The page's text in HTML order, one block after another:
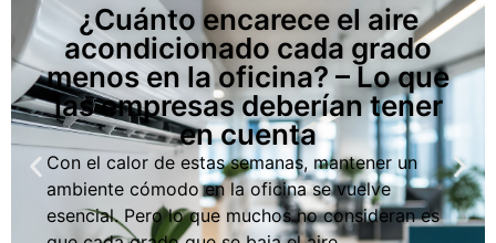
¿Cuánto encarece el aire
acondicionado cada grado
menos en la oficina? – Lo que
las empresas deberían tener
en cuenta
Con el calor de estas semanas, mantener un
ambiente cómodo en la oficina se vuelve
esencial. Pero lo que muchos no consideran es